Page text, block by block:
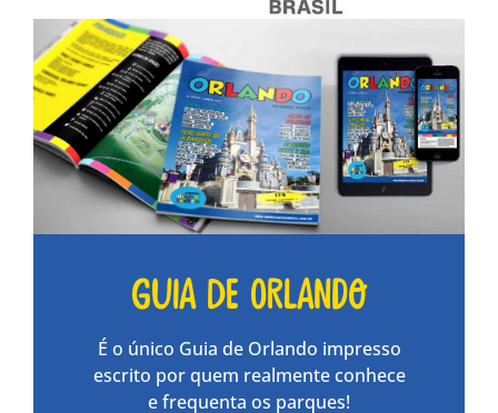
Guia de Orlando
É o único Guia de Orlando impresso
escrito por quem realmente conhece
e frequenta os parques!